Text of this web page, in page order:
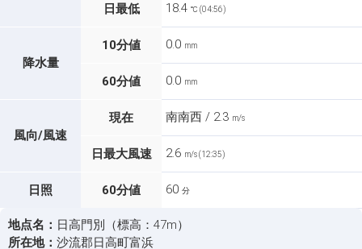
日最低 18.4 ℃ (04:56)
降水量
10分値 0.0 mm
60分値 0.0 mm
風向/風速
現在 南南西 / 2.3 m/s
日最大風速 2.6 m/s (12:35)
日照 60分値 60 分
地点名： 日高門別（標高：47m）
所在地： 沙流郡日高町富浜